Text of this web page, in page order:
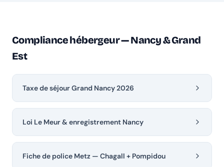
Compliance hébergeur — Nancy & Grand
Est
Taxe de séjour Grand Nancy 2026
Loi Le Meur & enregistrement Nancy
Fiche de police Metz — Chagall + Pompidou